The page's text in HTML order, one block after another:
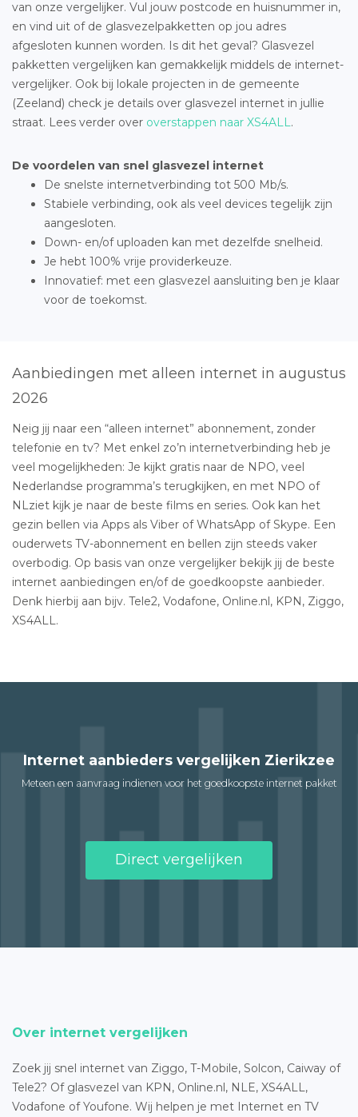
van onze vergelijker. Vul jouw postcode en huisnummer in,
en vind uit of de glasvezelpakketten op jou adres
afgesloten kunnen worden. Is dit het geval? Glasvezel
pakketten vergelijken kan gemakkelijk middels de internet-
vergelijker. Ook bij lokale projecten in de gemeente
(Zeeland) check je details over glasvezel internet in jullie
straat. Lees verder over overstappen naar XS4ALL.
De voordelen van snel glasvezel internet
De snelste internetverbinding tot 500 Mb/s.
Stabiele verbinding, ook als veel devices tegelijk zijn
aangesloten.
Down- en/of uploaden kan met dezelfde snelheid.
Je hebt 100% vrije providerkeuze.
Innovatief: met een glasvezel aansluiting ben je klaar
voor de toekomst.
Aanbiedingen met alleen internet in augustus
2026
Neig jij naar een “alleen internet” abonnement, zonder
telefonie en tv? Met enkel zo’n internetverbinding heb je
veel mogelijkheden: Je kijkt gratis naar de NPO, veel
Nederlandse programma’s terugkijken, en met NPO of
NLziet kijk je naar de beste films en series. Ook kan het
gezin bellen via Apps als Viber of WhatsApp of Skype. Een
ouderwets TV-abonnement en bellen zijn steeds vaker
overbodig. Op basis van onze vergelijker bekijk jij de beste
internet aanbiedingen en/of de goedkoopste aanbieder.
Denk hierbij aan bijv. Tele2, Vodafone, Online.nl, KPN, Ziggo,
XS4ALL.
Internet aanbieders vergelijken Zierikzee
Meteen een aanvraag indienen voor het goedkoopste internet pakket
Direct vergelijken
Over internet vergelijken
Zoek jij snel internet van Ziggo, T-Mobile, Solcon, Caiway of
Tele2? Of glasvezel van KPN, Online.nl, NLE, XS4ALL,
Vodafone of Youfone. Wij helpen je met Internet en TV